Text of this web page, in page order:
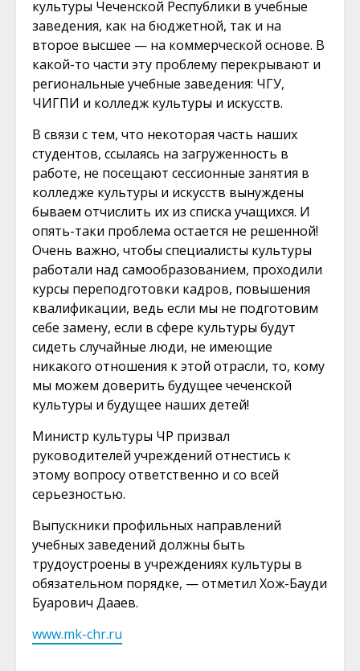
культуры Чеченской Республики в учебные
заведения, как на бюджетной, так и на
второе высшее — на коммерческой основе. В
какой-то части эту проблему перекрывают и
региональные учебные заведения: ЧГУ,
ЧИГПИ и колледж культуры и искусств.
В связи с тем, что некоторая часть наших
студентов, ссылаясь на загруженность в
работе, не посещают сессионные занятия в
колледже культуры и искусств вынуждены
бываем отчислить их из списка учащихся. И
опять-таки проблема остается не решенной!
Очень важно, чтобы специалисты культуры
работали над самообразованием, проходили
курсы переподготовки кадров, повышения
квалификации, ведь если мы не подготовим
себе замену, если в сфере культуры будут
сидеть случайные люди, не имеющие
никакого отношения к этой отрасли, то, кому
мы можем доверить будущее чеченской
культуры и будущее наших детей!
Министр культуры ЧР призвал
руководителей учреждений отнестись к
этому вопросу ответственно и со всей
серьезностью.
Выпускники профильных направлений
учебных заведений должны быть
трудоустроены в учреждениях культуры в
обязательном порядке, — отметил Хож-Бауди
Буарович Дааев.
www.mk-chr.ru